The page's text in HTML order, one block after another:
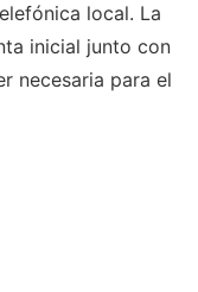
local. La
inicial junto con
necesaria para el